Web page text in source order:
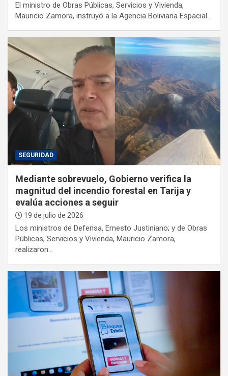
El ministro de Obras Públicas, Servicios y Vivienda,
Mauricio Zamora, instruyó a la Agencia Boliviana Espacial…
SEGURIDAD
Mediante sobrevuelo, Gobierno verifica la
magnitud del incendio forestal en Tarija y
evalúa acciones a seguir
19 de julio de 2026
Los ministros de Defensa, Ernesto Justiniano; y de Obras
Públicas, Servicios y Vivienda, Mauricio Zamora,
realizaron…